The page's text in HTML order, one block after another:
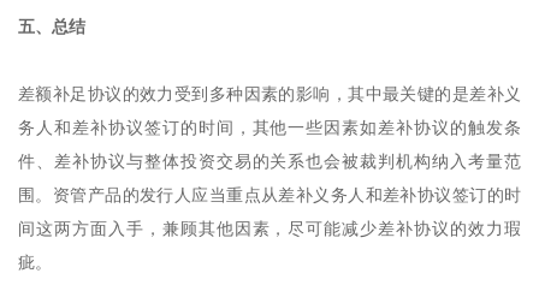
五、总结
差额补足协议的效力受到多种因素的影响，其中最关键的是差补义
务人和差补协议签订的时间，其他一些因素如差补协议的触发条
件、差补协议与整体投资交易的关系也会被裁判机构纳入考量范
围。资管产品的发行人应当重点从差补义务人和差补协议签订的时
间这两方面入手，兼顾其他因素，尽可能减少差补协议的效力瑕
疵。